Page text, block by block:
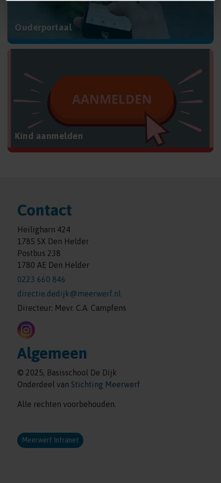
Ouderportaal
Kind aanmelden
Contact
Heiligharn 424
1785 SX Den Helder
Postbus 238
1780 AE Den Helder
0223 660 846
directie.dedijk@meerwerf.nl
Directeur: Mevr. C.A. Campfens
Algemeen
© 2025, Basisschool De Dijk
Onderdeel van Stichting Meerwerf
Alle rechten voorbehouden.
Meerwerf Intranet